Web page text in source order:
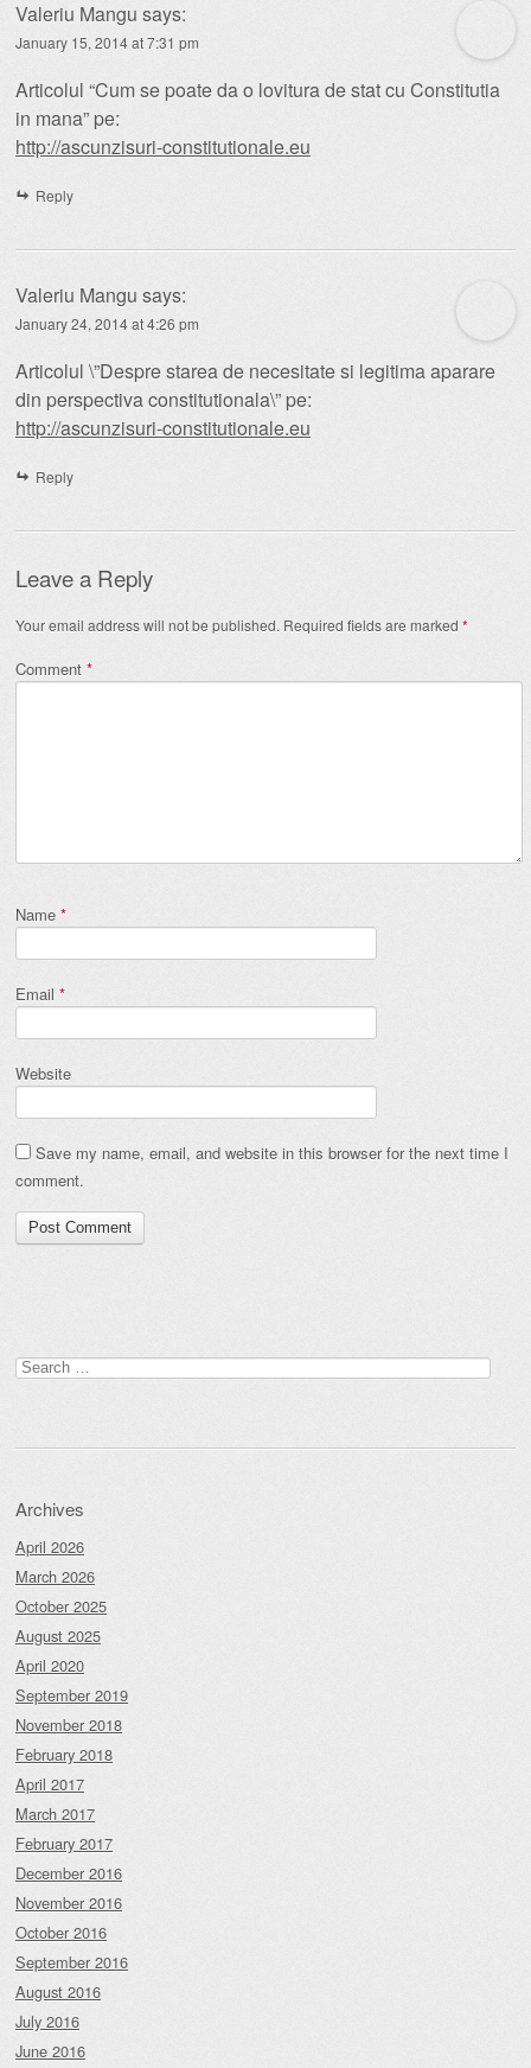
Valeriu Mangu says:
January 15, 2014 at 7:31 pm
Articolul “Cum se poate da o lovitura de stat cu Constitutia
in mana” pe:
http://ascunzisuri-constitutionale.eu
Reply
Valeriu Mangu says:
January 24, 2014 at 4:26 pm
Articolul \”Despre starea de necesitate si legitima aparare
din perspectiva constitutionala\” pe:
http://ascunzisuri-constitutionale.eu
Reply
Leave a Reply
Your email address will not be published. Required fields are marked *
Comment *
Name *
Email *
Website
Save my name, email, and website in this browser for the next time I
comment.
Search
for:
Archives
April 2026
March 2026
October 2025
August 2025
April 2020
September 2019
November 2018
February 2018
April 2017
March 2017
February 2017
December 2016
November 2016
October 2016
September 2016
August 2016
July 2016
June 2016